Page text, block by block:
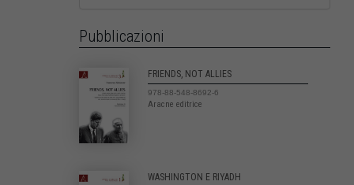
Pubblicazioni
FRIENDS, NOT ALLIES
978-88-548-8692-6
Aracne editrice
WASHINGTON E RIYADH